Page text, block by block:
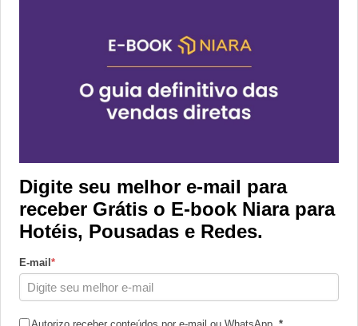
de caixa e aumentar a satisfação dos clientes.
Este artigo foca nas vendas diretas offline,
Central de Vendas Niara pode potencializar suas
A Importância das Vendas Diretas
Offline
As vendas diretas offline são realizadas através de
canais de atendimento como e-mail, telefone e
WhatsApp. Este método de venda permite um
contato mais personalizado com o cliente,
Digite seu melhor e-mail para
receber Grátis o E-book Niara para
Hotéis, Pousadas e Redes.
E-mail *